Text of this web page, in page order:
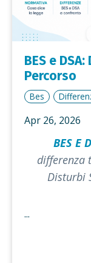
BES e
Percorso
Bes
Apr 26, 2026
BES E
differenza
Disturbi
...